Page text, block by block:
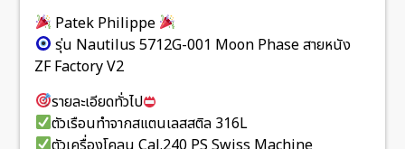
Patek Philippe
รุ่น Nautilus 5712G-001 Moon Phase สายหนัง
ZF Factory V2
รายละเอียดทั่วไป
ตัวเรือนทำจากสแตนเลสสติล 316L